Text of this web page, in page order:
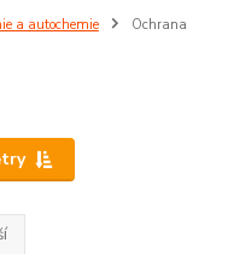
a autochemie
Ochrana